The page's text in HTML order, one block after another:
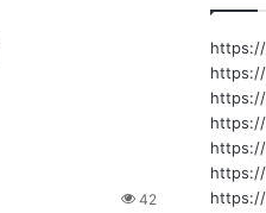
42
https://
https://